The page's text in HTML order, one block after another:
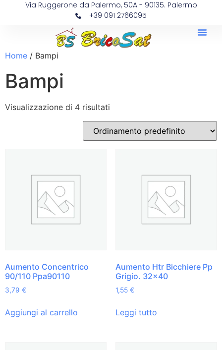
Via Ruggerone da Palermo, 50A - 90135. Palermo
+39 091 2766095
Home / Bampi
Bampi
Visualizzazione di 4 risultati
Aumento Concentrico
90/110 Ppa90110
3,79 €
Aggiungi al carrello
Aumento Htr Bicchiere Pp
Grigio. 32×40
1,55 €
Leggi tutto